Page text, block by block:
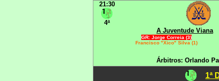
21:30
4ª
A Juventude Viana
GR: Jorge Correia (3)
Francisco "Xico" Silva (1)
Árbitros: Orlando
1ª